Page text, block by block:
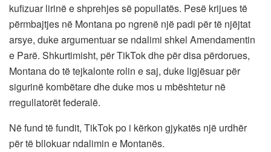
kufizuar lirinë e shprehjes së popullatës. Pesë krijues të
përmbajtjes në Montana po ngrenë një padi për të njëjtat
arsye, duke argumentuar se ndalimi shkel Amendamentin
e Parë. Shkurtimisht, për TikTok dhe për disa përdorues,
Montana do të tejkalonte rolin e saj, duke ligjësuar për
sigurinë kombëtare dhe duke mos u mbështetur në
rregullatorët federalë.
Në fund të fundit, TikTok po i kërkon gjykatës një urdhër
për të bllokuar ndalimin e Montanës.